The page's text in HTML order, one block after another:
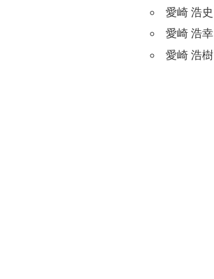
愛崎 浩史
愛崎 浩幸
愛崎 浩樹